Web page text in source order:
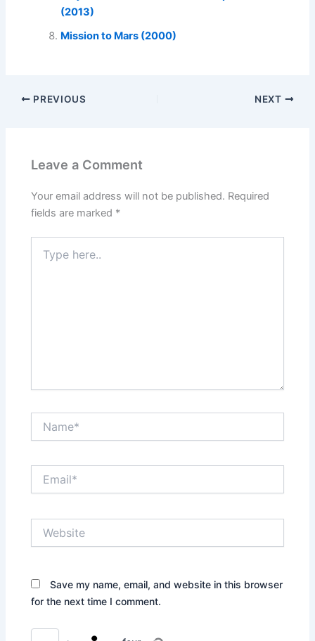
(2013)
Mission to Mars (2000)
PREVIOUS NEXT
Leave a Comment
Your email address will not be published. Required
fields are marked *
here..
Save my name, email, and website in this browser
for the next time I comment.